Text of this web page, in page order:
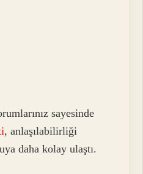
sayesinde
, anlaşılabilirliği
daha kolay ulaştı.